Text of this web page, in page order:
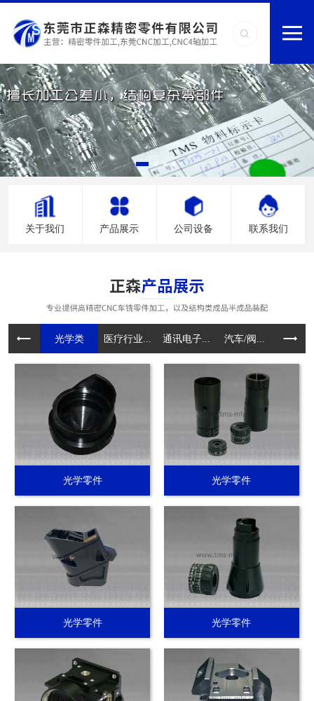
关于我们 产品展示 公司设备 联系我们
光学类 医疗行业... 通讯电子... 汽车/阀... 电动工
光学零件 光学零件
光学零件 光学零件